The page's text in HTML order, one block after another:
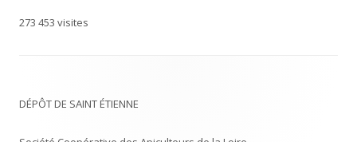
273 453 visites
DÉPÔT DE SAINT ÉTIENNE